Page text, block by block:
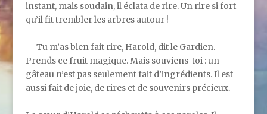
instant, mais soudain, il éclata de rire. Un rire si fort
qu’il fit trembler les arbres autour !
— Tu m’as bien fait rire, Harold, dit le Gardien.
Prends ce fruit magique. Mais souviens-toi : un
gâteau n’est pas seulement fait d’ingrédients. Il est
aussi fait de joie, de rires et de souvenirs précieux.